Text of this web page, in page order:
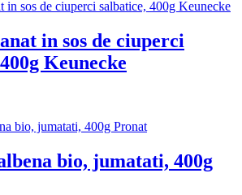
in sos de ciuperci
Keunecke
bio, jumatati, 400g